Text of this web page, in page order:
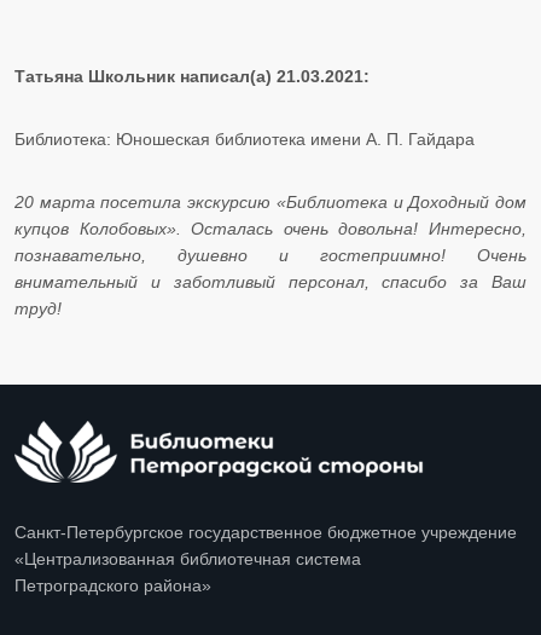
Татьяна Школьник написал(а) 21.03.2021:
Библиотека: Юношеская библиотека имени А. П. Гайдара
20 марта посетила экскурсию «Библиотека и Доходный дом
купцов Колобовых». Осталась очень довольна! Интересно,
познавательно, душевно и гостеприимно! Очень
внимательный и заботливый персонал, спасибо за Ваш
труд!
Санкт-Петербургское государственное бюджетное учреждение
«Централизованная библиотечная система
Петроградского района»